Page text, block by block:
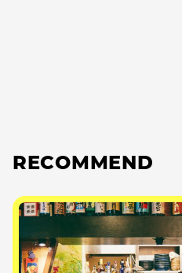
RECOMMEND